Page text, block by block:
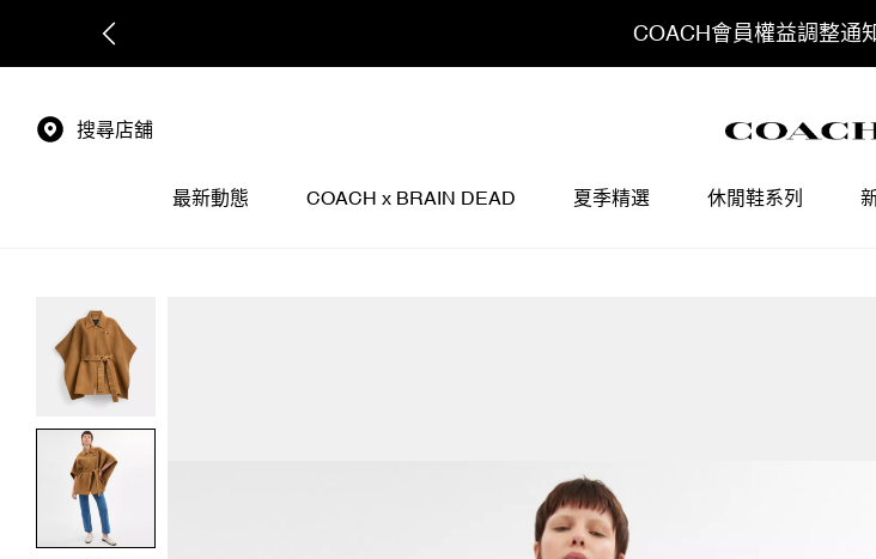
COACH會員權益調整通
搜尋店舖
最新動態 COACH x BRAIN DEAD 夏季精選 休閒鞋系列